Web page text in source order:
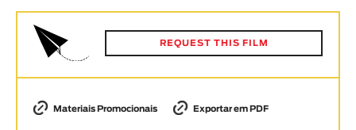
Animar
DURAÇÃO
< / >
REQUEST THIS FILM
Materiais Promocionais Exportar em PDF